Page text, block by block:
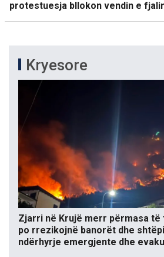
protestuesja bllokon vendin e
Kryesore
Zjarri në Krujë merr përmasa
po rrezikojnë banorët dhe
ndërhyrje emergjente dhe